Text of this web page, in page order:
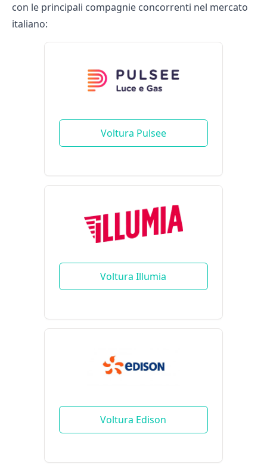
con le principali compagnie concorrenti nel mercato
italiano:
Voltura Pulsee
Voltura Illumia
Voltura Edison